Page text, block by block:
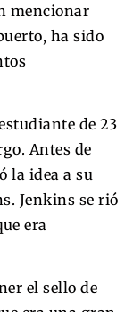
mencionar
ha sido
de 23
Antes de
la idea a su
Jenkins se rió
era
el sello de